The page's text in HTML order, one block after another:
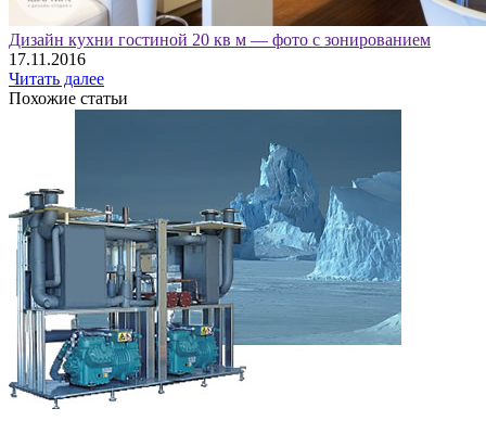
Дизайн кухни гостиной 20 кв м — фото с зонированием
17.11.2016
Читать далее
Похожие статьи